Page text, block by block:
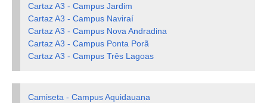
Cartaz A3 - Campus Jardim
Cartaz A3 - Campus Naviraí
Cartaz A3 - Campus Nova Andradina
Cartaz A3 - Campus Ponta Porã
Cartaz A3 - Campus Três Lagoas
Camiseta - Campus Aquidauana